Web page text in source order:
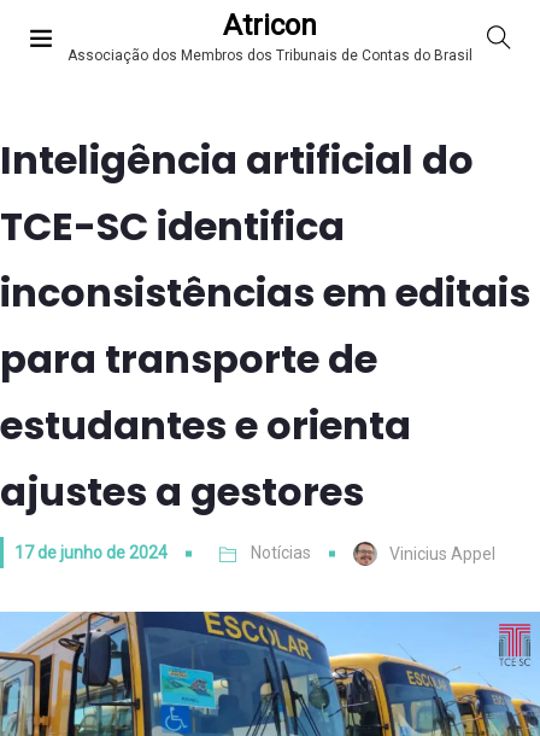
Atricon
Associação dos Membros dos Tribunais de Contas do Brasil
Inteligência artificial do
TCE-SC identifica
inconsistências em editais
para transporte de
estudantes e orienta
ajustes a gestores
17 de junho de 2024 Notícias Vinicius Appel